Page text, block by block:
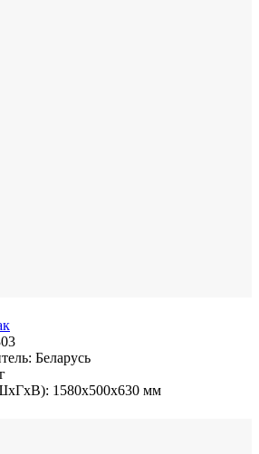
Беларусь
1580x500x630 мм